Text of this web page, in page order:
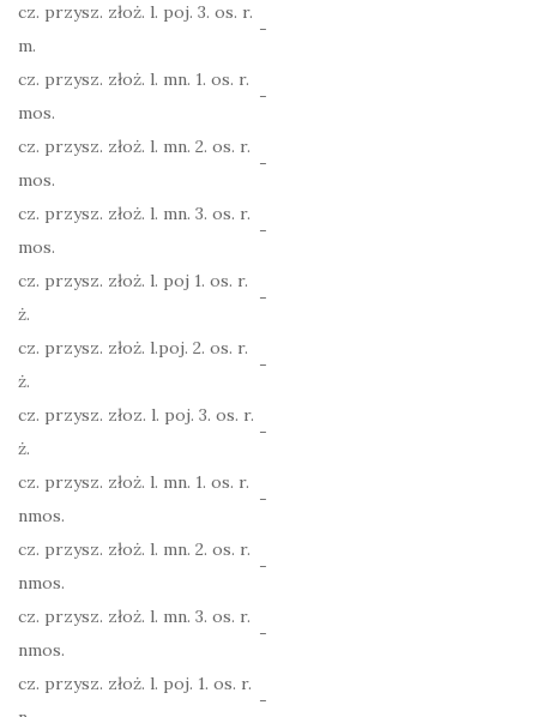
cz. przysz. złoż. l. poj. 3. os. r.
m.
-
cz. przysz. złoż. l. mn. 1. os. r.
mos.
-
cz. przysz. złoż. l. mn. 2. os. r.
mos.
-
cz. przysz. złoż. l. mn. 3. os. r.
mos.
-
cz. przysz. złoż. l. poj 1. os. r.
ż.
-
cz. przysz. złoż. l.poj. 2. os. r.
ż.
-
cz. przysz. złoz. l. poj. 3. os. r.
ż.
-
cz. przysz. złoż. l. mn. 1. os. r.
nmos.
-
cz. przysz. złoż. l. mn. 2. os. r.
nmos.
-
cz. przysz. złoż. l. mn. 3. os. r.
nmos.
-
cz. przysz. złoż. l. poj. 1. os. r.
-